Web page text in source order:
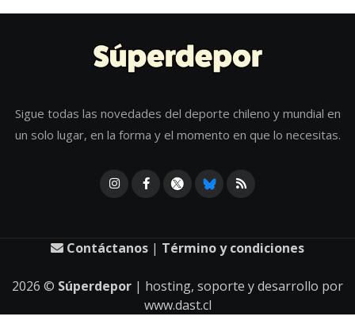
Sigue todas las novedades del deporte chileno y mundial en
un solo lugar, en la forma y el momento en que lo necesitas.
Contáctanos | Término y condiciones
2026 © Súperdepor | hosting, soporte y desarrollo por
www.dast.cl